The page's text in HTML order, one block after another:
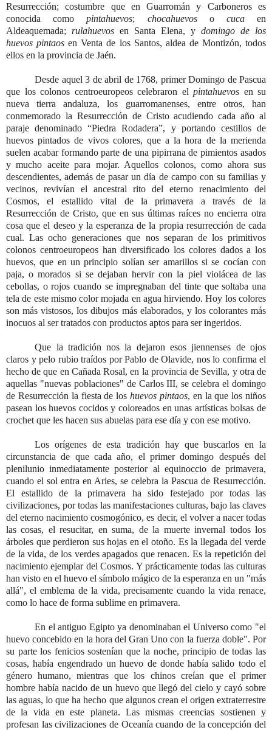
Resurrección; costumbre que en Guarromán y Carboneros es
conocida comopintahuevos; chocahuevoso cucaen
Aldeaquemada; rulahuevos en Santa Elena, y domingo de los
huevos pintaos en Venta de los Santos, aldea de Montizón, todos
ellos en la provincia de Jaén.
Desde aquel 3 de abril de 1768, primer Domingo de Pascua
que los colonos centroeuropeos celebraron el pintahuevos en su
nueva tierra andaluza, los guarromanenses, entre otros, han
conmemorado la Resurrección de Cristo acudiendo cada año al
paraje denominado “Piedra Rodadera”, y portando cestillos de
huevos pintados de vivos colores, que a la hora de la merienda
suelen acabar formando parte de una pipirrana de pimientos asados
y mucho aceite para mojar. Aquellos colonos, como ahora sus
descendientes, además de pasar un día de campo con su familias y
vecinos, revivían el ancestral rito del eterno renacimiento del
Cosmos, el estallido vital de la primavera a través de la
Resurrección de Cristo, que en sus últimas raíces no encierra otra
cosa que el deseo y la esperanza de la propia resurrección de cada
cual. Las ocho generaciones que nos separan de los primitivos
colonos centroeuropeos han diversificado los colores dados a los
huevos, que en un principio solían ser amarillos si se cocían con
paja, o morados si se dejaban hervir con la piel violácea de las
cebollas, o rojos cuando se impregnaban del tinte que soltaba una
tela de este mismo color mojada en agua hirviendo. Hoy los colores
son más vistosos, los dibujos más elaborados, y los colorantes más
inocuos al ser tratados con productos aptos para ser ingeridos.
Que la tradición nos la dejaron esos jiennenses de ojos
claros y pelo rubio traídos por Pablo de Olavide, nos lo confirma el
hecho de que en Cañada Rosal, en la provincia de Sevilla, y otra de
aquellas "nuevas poblaciones" de Carlos III, se celebra el domingo
de Resurrección la fiesta de los huevos pintaos, en la que los niños
pasean los huevos cocidos y coloreados en unas artísticas bolsas de
crochet que les hacen sus abuelas para ese día y con ese motivo.
Los orígenes de esta tradición hay que buscarlos en la
circunstancia de que cada año, el primer domingo después del
plenilunio inmediatamente posterior al equinoccio de primavera,
cuando el sol entra en Aries, se celebra la Pascua de Resurrección.
El estallido de la primavera ha sido festejado por todas las
civilizaciones, por todas las manifestaciones culturas, bajo las claves
del eterno nacimiento cosmogónico, es decir, el volver a nacer todas
las cosas, el resucitar, en suma, de la muerte invernal todos los
árboles que perdieron sus hojas en el otoño. Es la llegada del verde
de la vida, de los verdes apagados que renacen. Es la repetición del
nacimiento ejemplar del Cosmos. Y prácticamente todas las culturas
han visto en el huevo el símbolo mágico de la esperanza en un "más
allá", el emblema de la vida, precisamente cuando la vida renace,
como lo hace de forma sublime en primavera.
En el antiguo Egipto ya denominaban el Universo como "el
huevo concebido en la hora del Gran Uno con la fuerza doble". Por
su parte los fenicios sostenían que la noche, principio de todas las
cosas, había engendrado un huevo de donde había salido todo el
género humano, mientras que los chinos creían que el primer
hombre había nacido de un huevo que llegó del cielo y cayó sobre
las aguas, lo que ha hecho que algunos crean el origen extraterrestre
de la vida en este planeta. Las mismas creencias sostienen y
profesan las civilizaciones de Oceanía cuando de la concepción del